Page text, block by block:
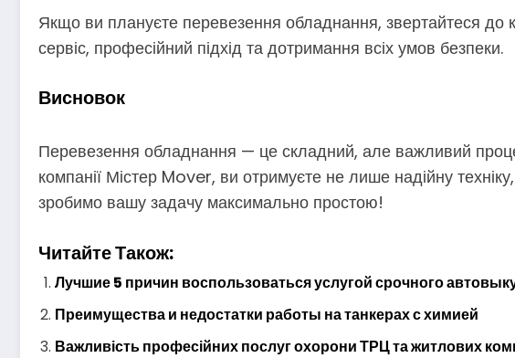
Якщо ви плануєте перевезення обладнання, звертайтеся до
сервіс, професійний підхід та дотримання всіх умов безпеки.
Висновок
Перевезення обладнання — це складний, але важливий
компанії Містер Mover, ви отримуєте не лише надійну
зробимо вашу задачу максимально простою!
Читайте Також:
Лучшие 5 причин воспользоваться услугой срочного
Преимущества и недостатки работы на танкерах с химией
Важливість професійних послуг охорони ТРЦ та житлових